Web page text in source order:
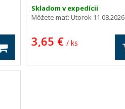
Skladom v expedícii
Môžete mať: Utorok 11.08.2026
3,65 € / ks